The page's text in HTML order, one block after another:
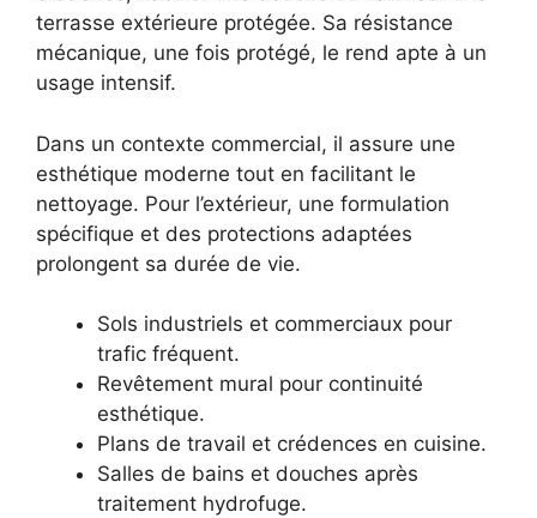
terrasse extérieure protégée. Sa résistance
mécanique, une fois protégé, le rend apte à un
usage intensif.
Dans un contexte commercial, il assure une
esthétique moderne tout en facilitant le
nettoyage. Pour l’extérieur, une formulation
spécifique et des protections adaptées
prolongent sa durée de vie.
Sols industriels et commerciaux pour
trafic fréquent.
Revêtement mural pour continuité
esthétique.
Plans de travail et crédences en cuisine.
Salles de bains et douches après
traitement hydrofuge.